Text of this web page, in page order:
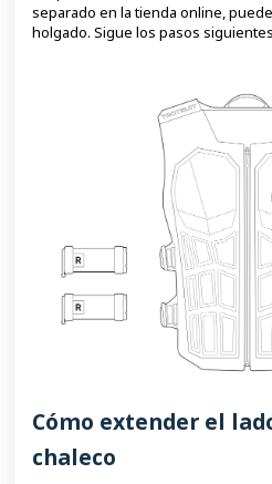
separado en la tienda online,
holgado. Sigue los pasos
Cómo extender el
chaleco